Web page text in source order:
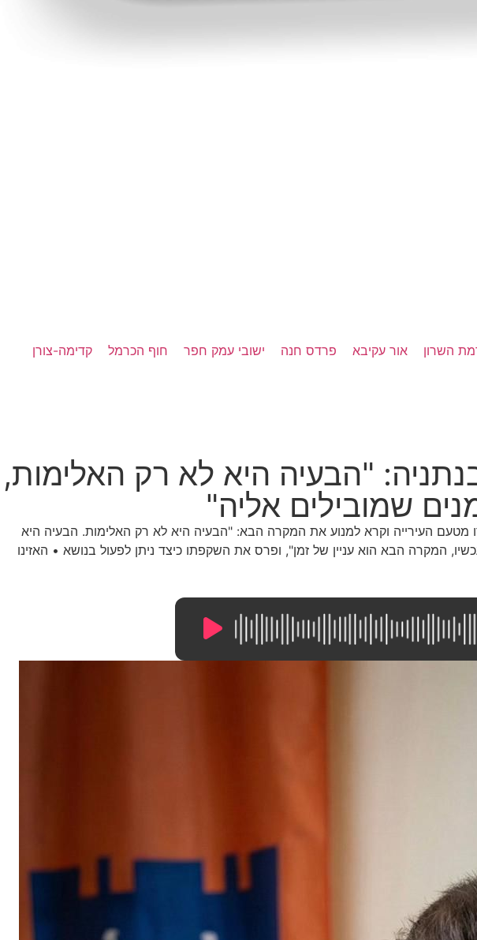
השרון אור עקיבא פרדס חנה ישובי עמק חפר חוף הכרמל קדימה-צורן
"הבעיה היא לא רק האלימות,
שמובילים אליה"
העירייה וקרא למנוע את המקרה הבא: "הבעיה היא לא רק האלימות. הבעיה היא
המקרה הבא הוא עניין של זמן", ופרס את השקפתו כיצד ניתן לפעול בנושא • האזינו